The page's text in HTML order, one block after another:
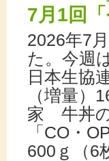
7月1回
2026年7
た。今週
日本生協
（増量）
家 牛丼
「CO・
600ｇ（6